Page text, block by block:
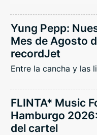
Yung Pepp:
Mes de Agosto
recordJet
Entre la cancha y las
FLINTA* Music
Hamburgo
del cartel